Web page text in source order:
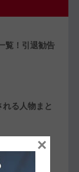
覧！引退勧告
る人物まと
は凄かっ
×